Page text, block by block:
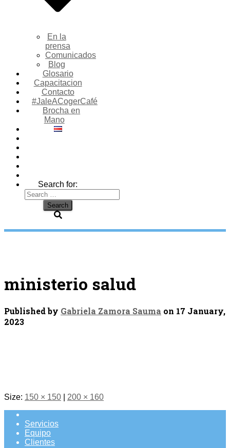
En la
prensa
Comunicados
Blog
Glosario
Capacitacion
Contacto
#JaleACogerCafé
Brocha en
Mano
Search for:
ministerio salud
Published by Gabriela Zamora Sauma on 17 January,
2023
Size: 150 × 150 200 × 160
Servicios
Equipo
Clientes